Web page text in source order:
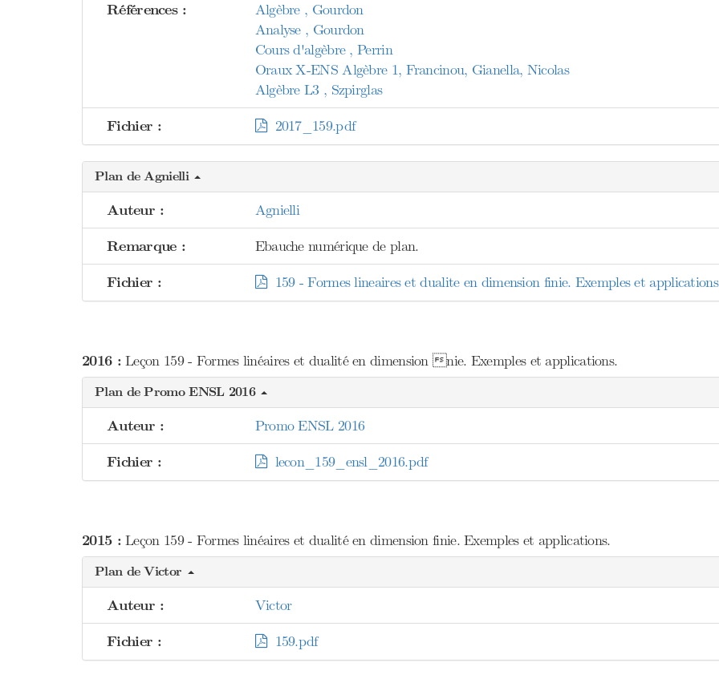
Références :
Algèbre , Gourdon
Analyse , Gourdon
Cours d'algèbre , Perrin
Oraux X-ENS Algèbre 1, Francinou, Gianella, Nicolas
Algèbre L3 , Szpirglas
Fichier : 2017_159.pdf
Plan de Agnielli
Auteur : Agnielli
Remarque : Ebauche numérique de plan.
Fichier : 159 - Formes lineaires et dualite en dimension finie. Exemples et
2016 :Leçon 159 - Formes linéaires et dualité en dimension nie. Exemples et applications.
Plan de Promo ENSL 2016
Auteur : Promo ENSL 2016
Fichier : lecon_159_ensl_2016.pdf
2015 :Leçon 159 - Formes linéaires et dualité en dimension finie. Exemples et applications.
Plan de Victor
Auteur : Victor
Fichier : 159.pdf